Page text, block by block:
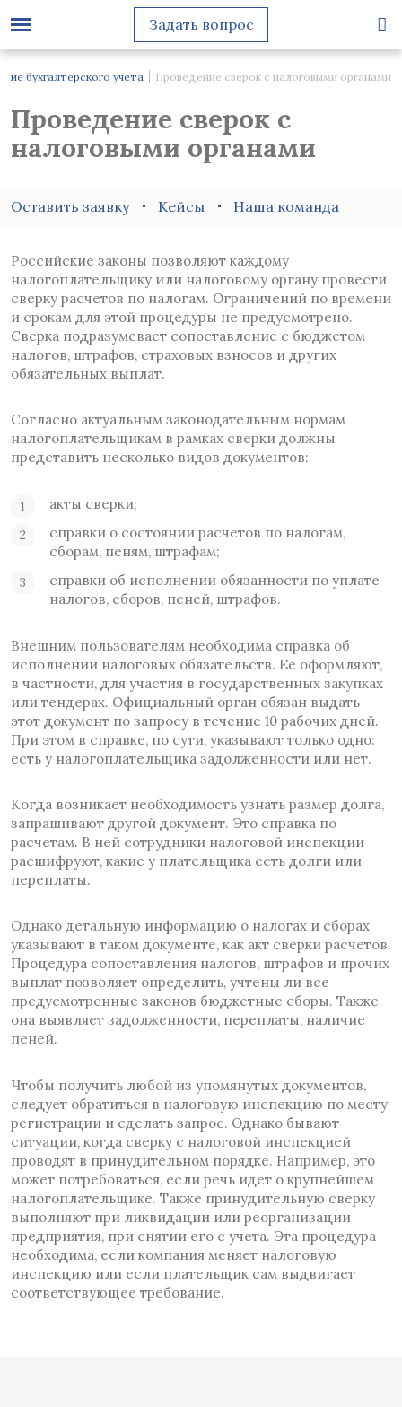
Задать вопрос
бухгалтерского учета Проведение сверок с налоговыми органами
Проведение сверок с
налоговыми органами
Оставить заявку Кейсы Наша команда
Российские законы позволяют каждому
налогоплательщику или налоговому органу провести
сверку расчетов по налогам. Ограничений по времени
и срокам для этой процедуры не предусмотрено.
Сверка подразумевает сопоставление с бюджетом
налогов, штрафов, страховых взносов и других
обязательных выплат.
Согласно актуальным законодательным нормам
налогоплательщикам в рамках сверки должны
представить несколько видов документов:
акты сверки;
справки о состоянии расчетов по налогам,
сборам, пеням, штрафам;
справки об исполнении обязанности по уплате
налогов, сборов, пеней, штрафов.
Внешним пользователям необходима справка об
исполнении налоговых обязательств. Ее оформляют,
в частности, для участия в государственных закупках
или тендерах. Официальный орган обязан выдать
этот документ по запросу в течение 10 рабочих дней.
При этом в справке, по сути, указывают только одно:
есть у налогоплательщика задолженности или нет.
Когда возникает необходимость узнать размер долга,
запрашивают другой документ. Это справка по
расчетам. В ней сотрудники налоговой инспекции
расшифруют, какие у плательщика есть долги или
переплаты.
Однако детальную информацию о налогах и сборах
указывают в таком документе, как акт сверки расчетов.
Процедура сопоставления налогов, штрафов и прочих
выплат позволяет определить, учтены ли все
предусмотренные законов бюджетные сборы. Также
она выявляет задолженности, переплаты, наличие
пеней.
Чтобы получить любой из упомянутых документов,
следует обратиться в налоговую инспекцию по месту
регистрации и сделать запрос. Однако бывают
ситуации, когда сверку с налоговой инспекцией
проводят в принудительном порядке. Например, это
может потребоваться, если речь идет о крупнейшем
налогоплательщике. Также принудительную сверку
выполняют при ликвидации или реорганизации
предприятия, при снятии его с учета. Эта процедура
необходима, если компания меняет налоговую
инспекцию или если плательщик сам выдвигает
соответствующее требование.